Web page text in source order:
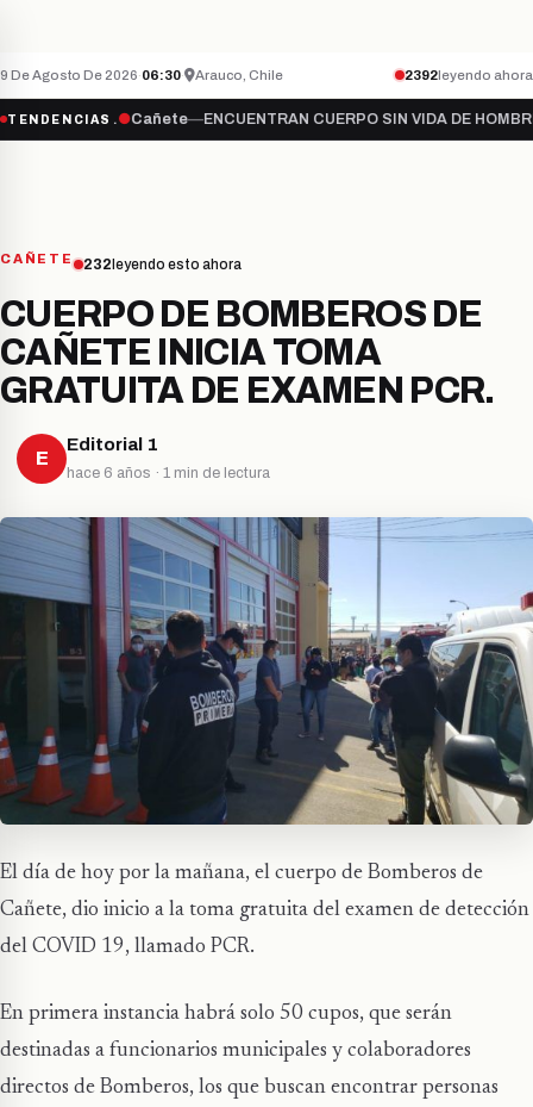
9 De Agosto De 2026·06:30· Arauco, Chile 2392leyendo ahora
TENDENCIAS
●Cañete—ENCUENTRAN CUERPO SIN VIDA DE HOMBRE
CAÑETE 232 leyendo esto ahora
CUERPO DE BOMBEROS DE
CAÑETE INICIA TOMA
GRATUITA DE EXAMEN PCR.
E
Editorial 1
hace 6 años · 1 min de lectura
El día de hoy por la mañana, el cuerpo de Bomberos de
Cañete, dio inicio a la toma gratuita del examen de detección
del COVID 19, llamado PCR.
En primera instancia habrá solo 50 cupos, que serán
destinadas a funcionarios municipales y colaboradores
directos de Bomberos, los que buscan encontrar personas